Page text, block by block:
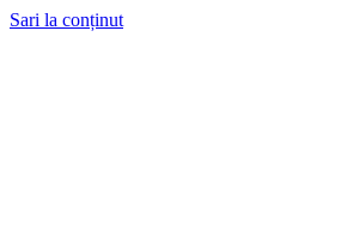
Sari la conținut